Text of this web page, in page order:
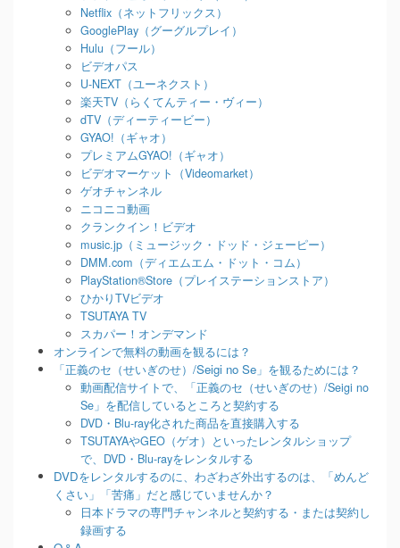
Netflix（ネットフリックス）
GooglePlay（グーグルプレイ）
Hulu（フール）
ビデオパス
U-NEXT（ユーネクスト）
楽天TV（らくてんティー・ヴィー）
dTV（ディーティービー）
GYAO!（ギャオ）
プレミアムGYAO!（ギャオ）
ビデオマーケット（Videomarket）
ゲオチャンネル
ニコニコ動画
クランクイン！ビデオ
music.jp（ミュージック・ドッド・ジェーピー）
DMM.com（ディエムエム・ドット・コム）
PlayStation®Store（プレイステーションストア）
ひかりTVビデオ
TSUTAYA TV
スカパー！オンデマンド
オンラインで無料の動画を観るには？
「正義のセ（せいぎのせ）/Seigi no Se」を観るためには？
動画配信サイトで、「正義のセ（せいぎのせ）/Seigi no
Se」を配信しているところと契約する
DVD・Blu-ray化された商品を直接購入する
TSUTAYAやGEO（ゲオ）といったレンタルショップ
で、DVD・Blu-rayをレンタルする
DVDをレンタルするのに、わざわざ外出するのは、「めんど
くさい」「苦痛」だと感じていませんか？
日本ドラマの専門チャンネルと契約する・または契約し
録画する